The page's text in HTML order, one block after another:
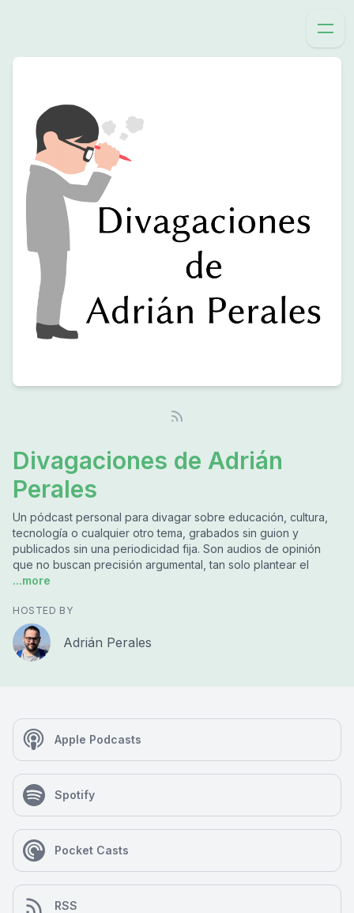
Divagaciones de Adrián
Perales
Un pódcast personal para divagar sobre educación, cultura,
tecnología o cualquier otro tema, grabados sin guion y
publicados sin una periodicidad fija. Son audios de opinión
que no buscan precisión argumental, tan solo plantear el
...more
HOSTED BY
Adrián Perales
Apple Podcasts
Spotify
Pocket Casts
RSS